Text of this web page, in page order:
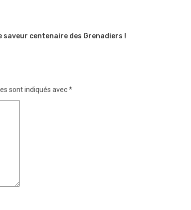
saveur centenaire des Grenadiers !
sont indiqués avec*